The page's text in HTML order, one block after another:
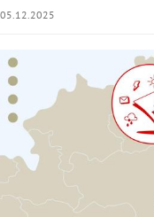
05.12.2025